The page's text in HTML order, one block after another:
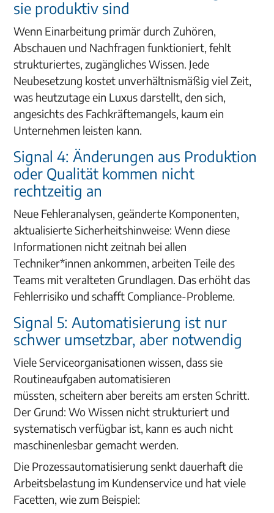
sie produktiv sind
Wenn Einarbeitung primär durch Zuhören,
Abschauen und Nachfragen funktioniert, fehlt
strukturiertes, zugängliches Wissen. Jede
Neubesetzung kostet unverhältnismäßig viel Zeit,
was heutzutage ein Luxus darstellt, den sich,
angesichts des Fachkräftemangels, kaum ein
Unternehmen leisten kann.
Signal 4: Änderungen aus Produktion
oder Qualität kommen nicht
rechtzeitig an
Neue Fehleranalysen, geänderte Komponenten,
aktualisierte Sicherheitshinweise: Wenn diese
Informationen nicht zeitnah bei allen
Techniker*innen ankommen, arbeiten Teile des
Teams mit veralteten Grundlagen. Das erhöht das
Fehlerrisiko und schafft Compliance-Probleme.
Signal 5: Automatisierung ist nur
schwer umsetzbar, aber notwendig
Viele Serviceorganisationen wissen, dass sie
Routineaufgaben automatisieren
müssten, scheitern aber bereits am ersten Schritt.
Der Grund: Wo Wissen nicht strukturiert und
systematisch verfügbar ist, kann es auch nicht
maschinenlesbar gemacht werden.
Die Prozessautomatisierung senkt dauerhaft die
Arbeitsbelastung im Kundenservice und hat viele
Facetten, wie zum Beispiel: